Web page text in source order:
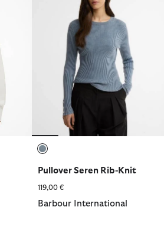
Pullover Seren Rib-Knit
119,00 €
Barbour International